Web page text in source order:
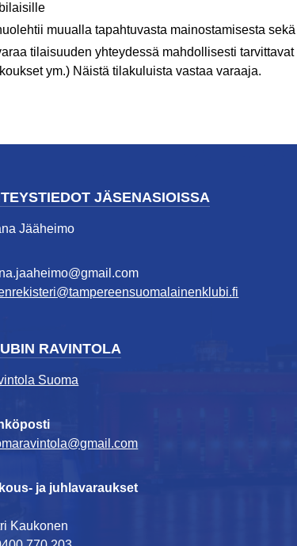
muualla tapahtuvasta mainostamisesta
tilaisuuden yhteydessä mahdollisesti
ym.) Näistä tilakuluista vastaa varaaja.
JÄSENASIOISSA
Jääheimo
RAVINTOLA
Suoma
ja juhlavaraukset
Kaukonen